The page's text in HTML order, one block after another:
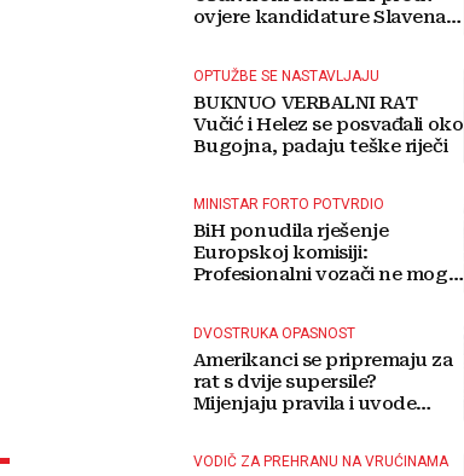
ovjere kandidature Slavena
OPTUŽBE SE NASTAVLJAJU
BUKNUO VERBALNI RAT
Vučić i Helez se posvađali oko
Bugojna, padaju teške riječi
MINISTAR FORTO POTVRDIO
BiH ponudila rješenje
Europskoj komisiji:
Profesionalni vozači ne mogu
DVOSTRUKA OPASNOST
Amerikanci se pripremaju za
rat s dvije supersile?
Mijenjaju pravila i uvode
VODIČ ZA PREHRANU NA VRUĆINAMA